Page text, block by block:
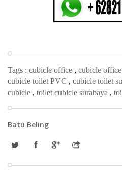
Tags : cubicle office , cubicle office
cubicle toilet PVC , cubicle toilet
cubicle , toilet cubicle surabaya ,
Batu Beling